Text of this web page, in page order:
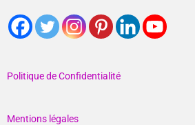
Politique de Confidentialité
Mentions légales